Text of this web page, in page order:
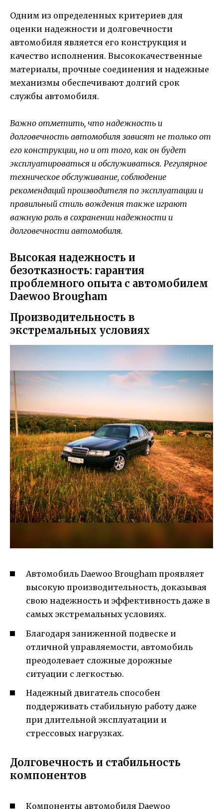
Одним из определенных критериев для
оценки надежности и долговечности
автомобиля является его конструкция и
качество исполнения. Высококачественные
материалы, прочные соединения и надежные
механизмы обеспечивают долгий срок
службы автомобиля.
Важно отметить, что надежность и
долговечность автомобиля зависят не только от
его конструкции, но и от того, как он будет
эксплуатироваться и обслуживаться. Регулярное
техническое обслуживание, соблюдение
рекомендаций производителя по эксплуатации и
правильный стиль вождения также играют
важную роль в сохранении надежности и
долговечности автомобиля.
Высокая надежность и
безотказность: гарантия
проблемного опыта с автомобилем
Daewoo Brougham
Производительность в
экстремальных условиях
Автомобиль Daewoo Brougham проявляет
высокую производительность, доказывая
свою надежность и эффективность даже в
самых экстремальных условиях.
Благодаря заниженной подвеске и
отличной управляемости, автомобиль
преодолевает сложные дорожные
ситуации с легкостью.
Надежный двигатель способен
поддерживать стабильную работу даже
при длительной эксплуатации и
стрессовых нагрузках.
Долговечность и стабильность
компонентов
Компоненты автомобиля Daewoo